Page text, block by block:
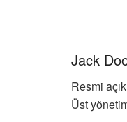
Jack
Resmi
Üst